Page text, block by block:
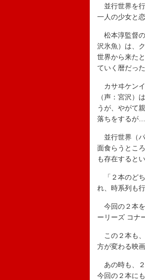
並行世界を
一人の少女と
松本淳監督
沢氷魚）は、
世界から来た
ていく暦だっ
カサヰケン
（声：宮沢）
うが、やがて
落ちをするが…
並行世界（パ
面食らうとこ
も存在すると
「２本のどち
れ、時系列も
今回の２本を
ーリーズ コナ
この２本も、
方が変わる映
あの時も、２
今回の２本に